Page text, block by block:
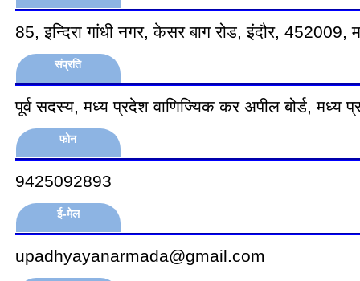
85, इन्दिरा गांधी नगर, केसर बाग रोड, इंदौर, 452009,
संप्रति
पूर्व सदस्य, मध्य प्रदेश वाणिज्यिक कर अपील बोर्ड, मध्य
फोन
9425092893
ई-मेल
upadhyayanarmada@gmail.com